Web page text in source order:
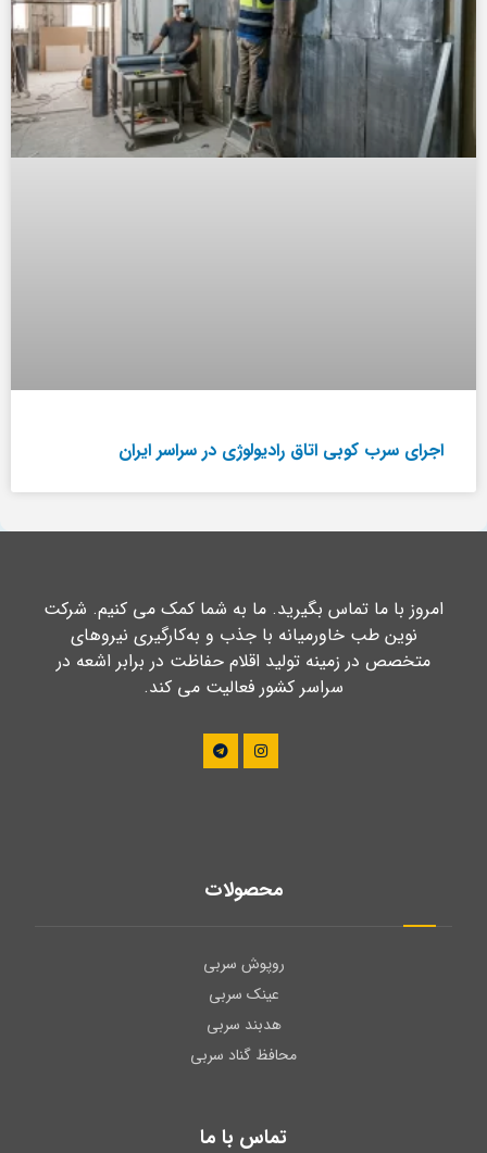
اجرای سرب کوبی اتاق رادیولوژی در سراسر ایران
امروز با ما تماس بگیرید. ما به شما کمک می کنیم. شرکت
نوین طب خاورمیانه با جذب و به‌کارگیری نیروهای
متخصص در زمینه تولید اقلام حفاظت در برابر اشعه در
سراسر کشور فعالیت می کند.
محصولات
روپوش سربی
عینک سربی
هدبند سربی
محافظ گناد سربی
تماس با ما